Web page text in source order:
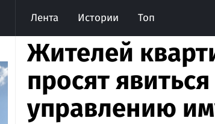
Лента Истории Топ
Жителей
просят
управлению